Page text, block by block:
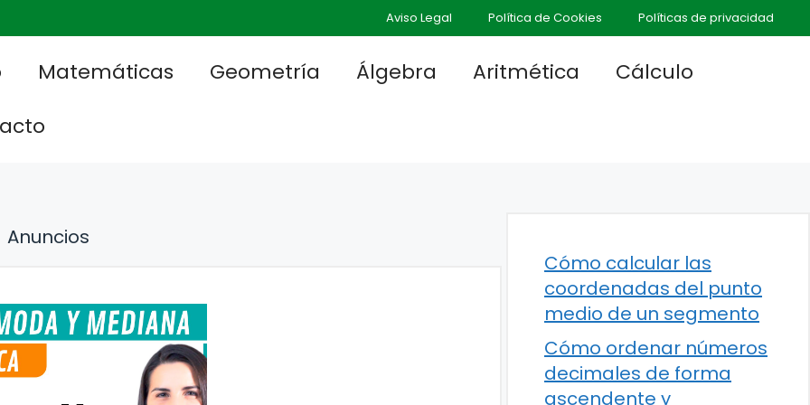
Aviso Legal Política de Cookies Políticas de privacidad
Matemáticas Geometría Álgebra Aritmética
Cálculo
Anuncios
Cómo calcular las
coordenadas del punto
medio de un segmento
Cómo ordenar números
decimales de forma
ascendente y